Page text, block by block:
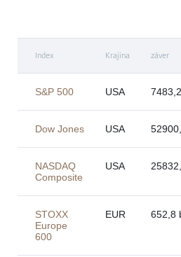
Index Krajina záver
S&P 500 USA
Dow Jones USA
NASDAQ
Composite
USA
STOXX
Europe
600
EUR 652,8